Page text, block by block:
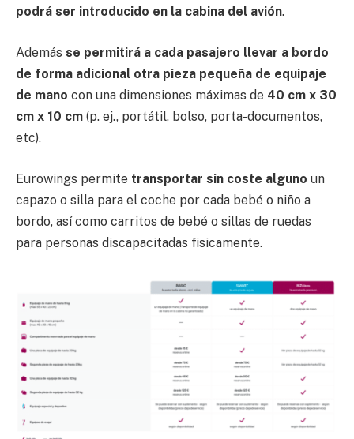
podrá ser introducido en la cabina del avión.
Además se permitirá a cada pasajero llevar a bordo
de forma adicional otra pieza pequeña de equipaje
de mano con una dimensiones máximas de 40 cm x 30
cm x 10 cm (p. ej., portátil, bolso, porta-documentos,
etc).
Eurowings permite transportar sin coste alguno un
capazo o silla para el coche por cada bebé o niño a
bordo, así como carritos de bebé o sillas de ruedas
para personas discapacitadas fisicamente.